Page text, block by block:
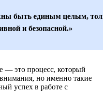
быть единым целым,
и безопасной.»
— это процесс, который
но именно такие
успех в работе с